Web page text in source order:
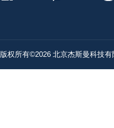
版权所有©2026 北京杰斯曼科技